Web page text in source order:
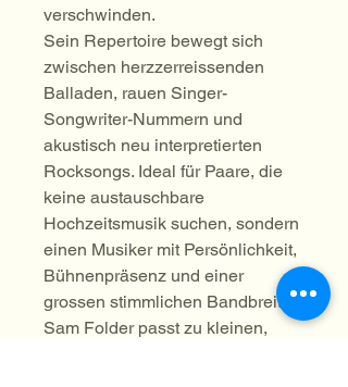
verschwinden.
Sein Repertoire bewegt sich
zwischen herzzerreissenden
Balladen, rauen Singer-
Songwriter-Nummern und
akustisch neu interpretierten
Rocksongs. Ideal für Paare, die
keine austauschbare
Hochzeitsmusik suchen, sondern
einen Musiker mit Persönlichkeit,
Bühnenpräsenz und einer
grossen stimmlichen Bandbreite.
Sam Folder passt zu kleinen,